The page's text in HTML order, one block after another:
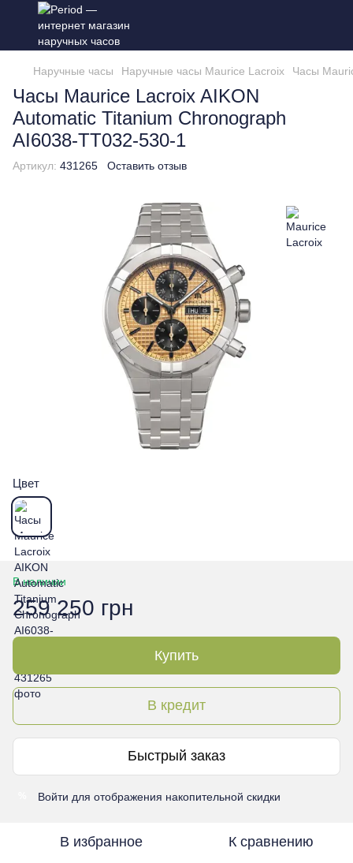
Наручные часы Наручные часы Maurice Lacroix Часы
Часы Maurice Lacroix AIKON
Automatic Titanium Chronograph
AI6038-TT032-530-1
Артикул: 431265 Оставить отзыв
Цвет
В наличии
259 250 грн
Купить
В кредит
Быстрый заказ
Войти для отображения накопительной скидки
В избранное К сравнению